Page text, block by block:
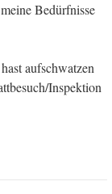
Bedürfnisse
aufschwatzen
Inspektion